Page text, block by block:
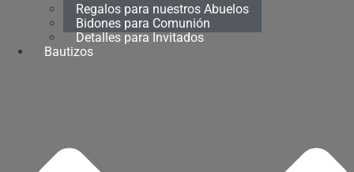
Regalos para nuestros Abuelos
Bidones para Comunión
Detalles para Invitados
Bautizos